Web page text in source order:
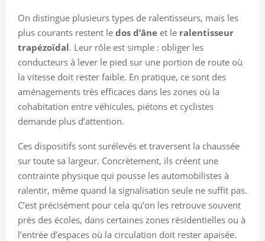
On distingue plusieurs types de ralentisseurs, mais les
plus courants restent le dos d’âne et le ralentisseur
trapézoïdal. Leur rôle est simple : obliger les
conducteurs à lever le pied sur une portion de route où
la vitesse doit rester faible. En pratique, ce sont des
aménagements très efficaces dans les zones où la
cohabitation entre véhicules, piétons et cyclistes
demande plus d’attention.
Ces dispositifs sont surélevés et traversent la chaussée
sur toute sa largeur. Concrètement, ils créent une
contrainte physique qui pousse les automobilistes à
ralentir, même quand la signalisation seule ne suffit pas.
C’est précisément pour cela qu’on les retrouve souvent
près des écoles, dans certaines zones résidentielles ou à
l’entrée d’espaces où la circulation doit rester apaisée.